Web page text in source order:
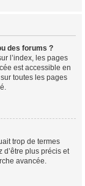
des forums ?
l’index, les pages
est accessible en
toutes les pages
trop de termes
plus précis et
avancée.